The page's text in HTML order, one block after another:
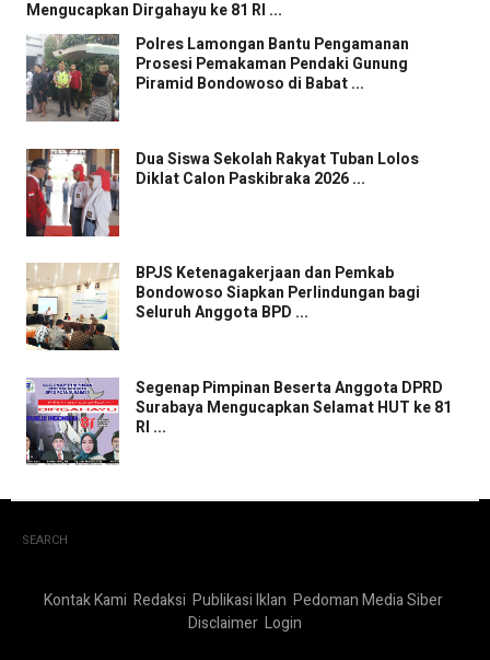
Mengucapkan Dirgahayu ke 81 RI ...
Polres Lamongan Bantu Pengamanan
Prosesi Pemakaman Pendaki Gunung
Piramid Bondowoso di Babat ...
Dua Siswa Sekolah Rakyat Tuban Lolos
Diklat Calon Paskibraka 2026 ...
BPJS Ketenagakerjaan dan Pemkab
Bondowoso Siapkan Perlindungan bagi
Seluruh Anggota BPD ...
Segenap Pimpinan Beserta Anggota DPRD
Surabaya Mengucapkan Selamat HUT ke 81
RI ...
SEARCH
Kontak Kami Redaksi Publikasi Iklan Pedoman Media Siber
Disclaimer Login